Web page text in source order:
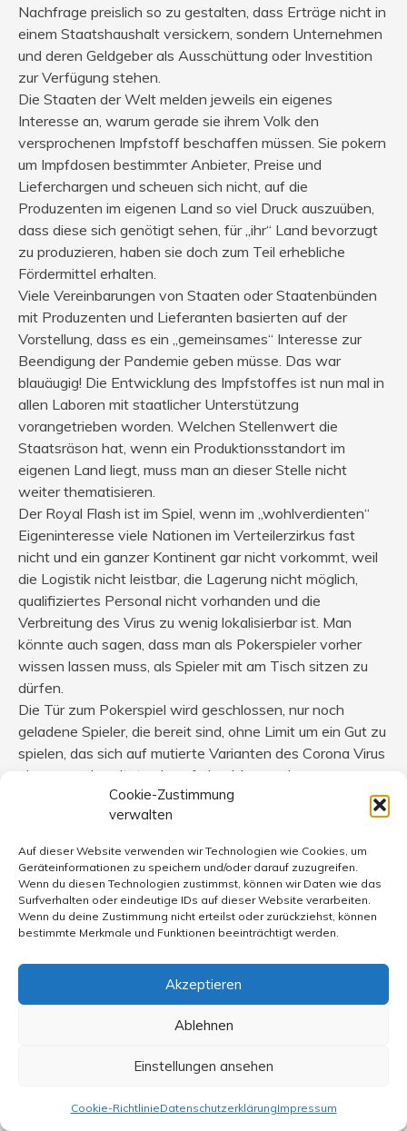
Cookie-Zustimmung
verwalten
Auf dieser Website verwenden wir Technologien wie Cookies, um
Geräteinformationen zu speichern und/oder darauf zuzugreifen.
Wenn du diesen Technologien zustimmst, können wir Daten wie das
Surfverhalten oder eindeutige IDs auf dieser Website verarbeiten.
Wenn du deine Zustimmung nicht erteilst oder zurückziehst, können
bestimmte Merkmale und Funktionen beeinträchtigt werden.
Akzeptieren
Ablehnen
Einstellungen ansehen
Cookie-RichtlinieDatenschutzerklärungImpressum
Nachfrage preislich so zu gestalten, dass Erträge nicht in
einem Staatshaushalt versickern, sondern Unternehmen
und deren Geldgeber als Ausschüttung oder Investition
zur Verfügung stehen.
Die Staaten der Welt melden jeweils ein eigenes
Interesse an, warum gerade sie ihrem Volk den
versprochenen Impfstoff beschaffen müssen. Sie pokern
um Impfdosen bestimmter Anbieter, Preise und
Lieferchargen und scheuen sich nicht, auf die
Produzenten im eigenen Land so viel Druck auszuüben,
dass diese sich genötigt sehen, für „ihr“ Land bevorzugt
zu produzieren, haben sie doch zum Teil erhebliche
Fördermittel erhalten.
Viele Vereinbarungen von Staaten oder Staatenbünden
mit Produzenten und Lieferanten basierten auf der
Vorstellung, dass es ein „gemeinsames“ Interesse zur
Beendigung der Pandemie geben müsse. Das war
blauäugig! Die Entwicklung des Impfstoffes ist nun mal in
allen Laboren mit staatlicher Unterstützung
vorangetrieben worden. Welchen Stellenwert die
Staatsräson hat, wenn ein Produktionsstandort im
eigenen Land liegt, muss man an dieser Stelle nicht
weiter thematisieren.
Der Royal Flash ist im Spiel, wenn im „wohlverdienten“
Eigeninteresse viele Nationen im Verteilerzirkus fast
nicht und ein ganzer Kontinent gar nicht vorkommt, weil
die Logistik nicht leistbar, die Lagerung nicht möglich,
qualifiziertes Personal nicht vorhanden und die
Verbreitung des Virus zu wenig lokalisierbar ist. Man
könnte auch sagen, dass man als Pokerspieler vorher
wissen lassen muss, als Spieler mit am Tisch sitzen zu
dürfen.
Die Tür zum Pokerspiel wird geschlossen, nur noch
geladene Spieler, die bereit sind, ohne Limit um ein Gut zu
spielen, das sich auf mutierte Varianten des Corona Virus
ebenso vorbereitet, wie auf eine Menge, deren
Sättigungsgrad mit bloßen Zahlen für eine Urbanisation
nicht ansatzweise zu beziffern ist und damit auf hohe
zurück zu dem Leben, das sie einmal hatten. Mit einem
Pärchen im Pokerspiel ist die Wahrscheinlichkeit leider
eher gering.
hans sagt:
13. März 2021 um 20:57 Uhr
zu @ Jürgen Malyssek
Fehler sind zu gravierend um sie einfach als